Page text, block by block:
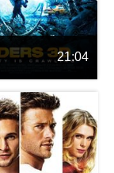
21:04